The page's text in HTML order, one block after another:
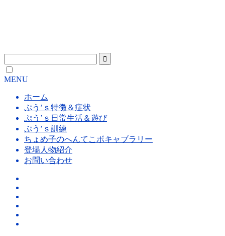
MENU
ホーム
ぷう’ｓ特徴＆症状
ぷう’ｓ日常生活＆遊び
ぷう’ｓ訓練
ちょめ子のへんてこボキャブラリー
登場人物紹介
お問い合わせ